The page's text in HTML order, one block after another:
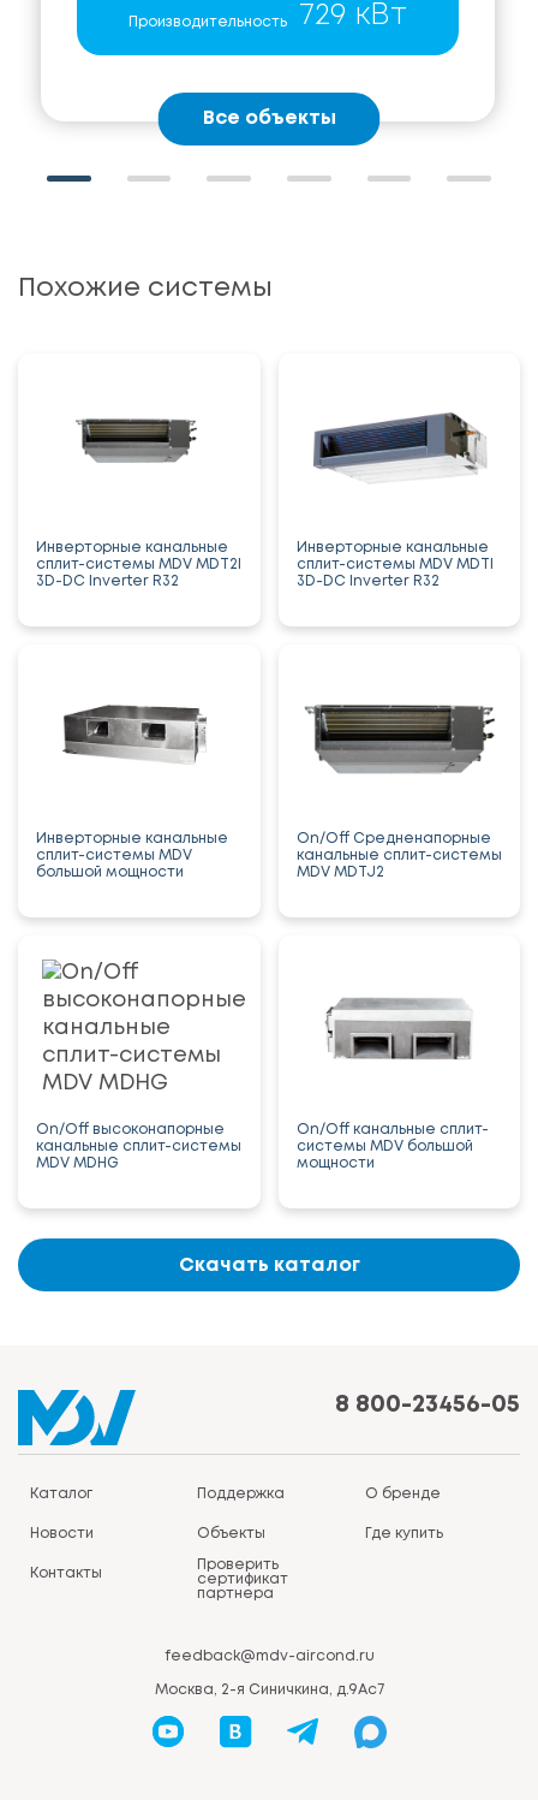
Производительность 729 кВт
Все объекты
Похожие системы
Инверторные канальные
сплит-системы MDV MDT2I
3D-DC Inverter R32
Инверторные канальные
сплит-системы MDV MDTI
3D-DC Inverter R32
Инверторные канальные
сплит-системы MDV
большой мощности
On/Off Средненапорные
канальные сплит-системы
MDV MDTJ2
On/Off высоконапорные
канальные сплит-системы
MDV MDHG
On/Off канальные сплит-
системы MDV большой
мощности
Скачать каталог
8 800-23456-05
Каталог Поддержка О бренде
Новости Объекты Где купить
Контакты
Проверить
сертификат
партнера
feedback@mdv-aircond.ru
Москва, 2-я Синичкина, д.9Ас7